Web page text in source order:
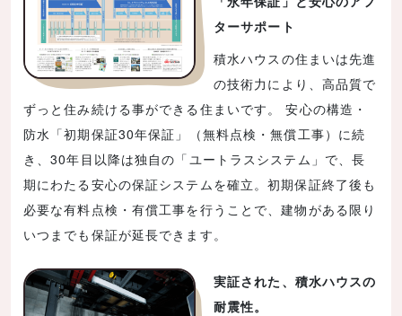
ターサポート
積水ハウスの住まいは先進
の技術力により、高品質で
ずっと住み続ける事ができる住まいです。 安心の構造・
防水「初期保証30年保証」（無料点検・無償工事）に続
き、30年目以降は独自の「ユートラスシステム」で、長
期にわたる安心の保証システムを確立。初期保証終了後も
必要な有料点検・有償工事を行うことで、建物がある限り
いつまでも保証が延長できます。
実証された、積水ハウスの
耐震性。